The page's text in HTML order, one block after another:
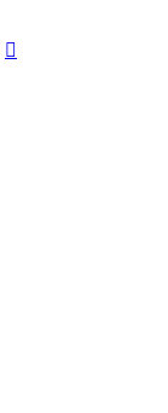
